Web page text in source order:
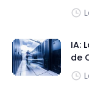
IA:
de